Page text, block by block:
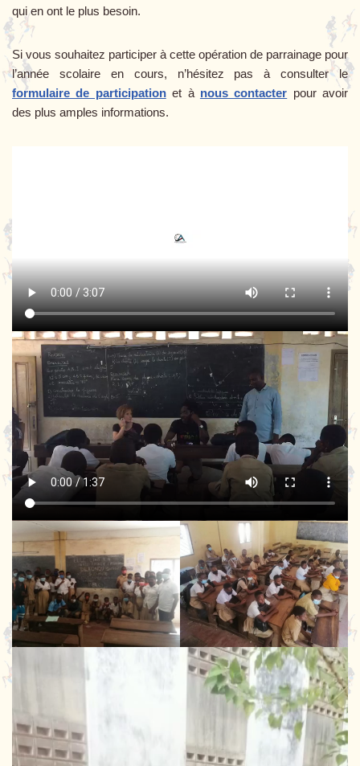
qui en ont le plus besoin.
Si vous souhaitez participer à cette opération de parrainage pour
l’année scolaire en cours, n’hésitez pas à consulter le
formulaire de participationet à nous contacter pour avoir
des plus amples informations.